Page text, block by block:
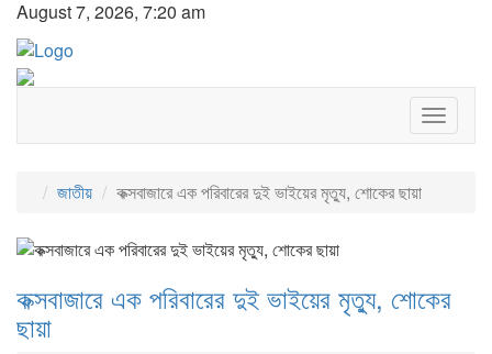
August 7, 2026, 7:20 am
Toggle
জাতীয়
কক্সবাজারে এক পরিবারের দুই ভাইয়ের মৃত্যু, শোকের ছায়া
কক্সবাজারে এক পরিবারের দুই ভাইয়ের মৃত্যু, শোকের
ছায়া